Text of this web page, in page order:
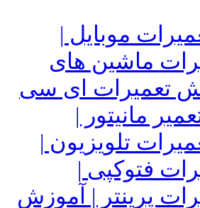
موبایل |
ماشین های
تعمیرات ای سی
مانیتور |
تلویزیون |
فتوکپی |
پرینتر | آموزش